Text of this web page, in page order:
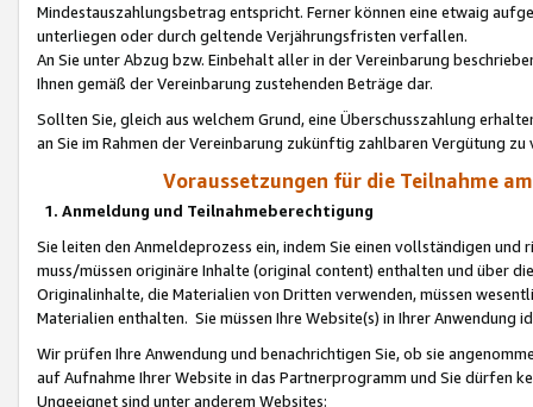
Mindestauszahlungsbetrag entspricht. Ferner können eine etwaig
unterliegen oder durch geltende Verjährungsfristen verfallen.
An Sie unter Abzug bzw. Einbehalt aller in der Vereinbarung
Ihnen gemäß der Vereinbarung zustehenden Beträge dar.
Sollten Sie, gleich aus welchem Grund, eine Überschusszahlung
an Sie im Rahmen der Vereinbarung zukünftig zahlbaren Vergütung zu
Voraussetzungen für die Teilnahme
1. Anmeldung und Teilnahmeberechtigung
Sie leiten den Anmeldeprozess ein, indem Sie einen vollständigen
muss/müssen originäre Inhalte (original content) enthalten und über
Originalinhalte, die Materialien von Dritten verwenden, müssen
Materialien enthalten. Sie müssen Ihre Website(s) in Ihrer Anwendung
Wir prüfen Ihre Anwendung und benachrichtigen Sie, ob sie
auf Aufnahme Ihrer Website in das Partnerprogramm und Sie dürfen
Ungeeignet sind unter anderem Websites: